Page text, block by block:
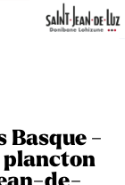
Basque -